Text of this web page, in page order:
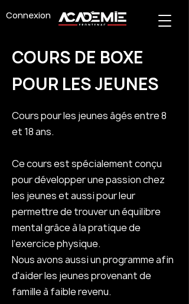
Connexion
COURS DE BOXE
POUR LES JEUNES
Cours pour les jeunes âgés entre 8
et 18 ans.
Ce cours est spécialement conçu
pour développer une passion chez
les jeunes et aussi pour leur
permettre de trouver un équilibre
mental grâce à la pratique de
l’exercice physique.
Nous avons aussi un programme afin
d'aider les jeunes provenant de
famille à faible revenu.